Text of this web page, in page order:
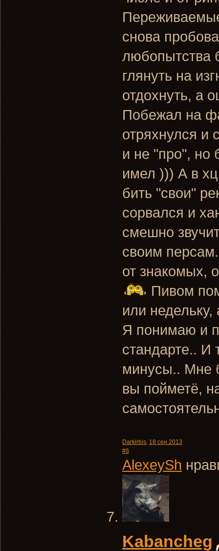
снова
любопытства
глянуть на
отдохнуть, а
Побежал на
отряхнулся и
и не "про", но
имел ))) А в
бить "свои"
сорвался и
смешно
своим
от знакомых,
Пивом
или
Я понимаю и
стандарте.. И
минусы.. Мне
вы пойметё,
Darkirbis, 18 сен 2013
#6
AlexeySh
Kabancheg